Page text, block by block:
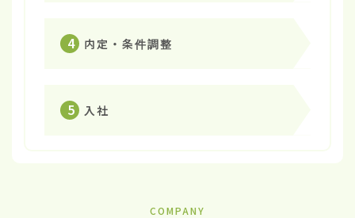
4 内定・条件調整
5 入社
COMPANY